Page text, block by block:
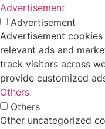
Advertisement
Advertisement
Advertisement
relevant ads and
track visitors across
provide customized
Others
Others
Other uncategorized